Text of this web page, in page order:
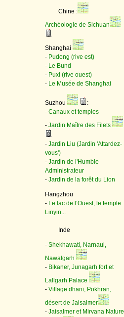
Chine :
Archéologie de Sichuan
Shanghai
- Pudong (rive est)
- Le Bund
- Puxi (rive ouest)
- Le Musée de Shanghai
Suzhou
:
- Canaux et temples
- Jardin Maître des Filets
- Jardin Liu (Jardin 'Attardez-
vous')
- Jardin de l'Humble
Administrateur
- Jardin de la forêt du Lion
Hangzhou
- Le lac de l’Ouest, le temple
Linyin...
Inde
- Shekhawati, Narnaul,
Nawalgarh
- Bikaner, Junagarh fort et
Lallgarh Palace
- Village dhani, Pokhran,
désert de Jaisalmer
- Jaisalmer et Mirvana Nature